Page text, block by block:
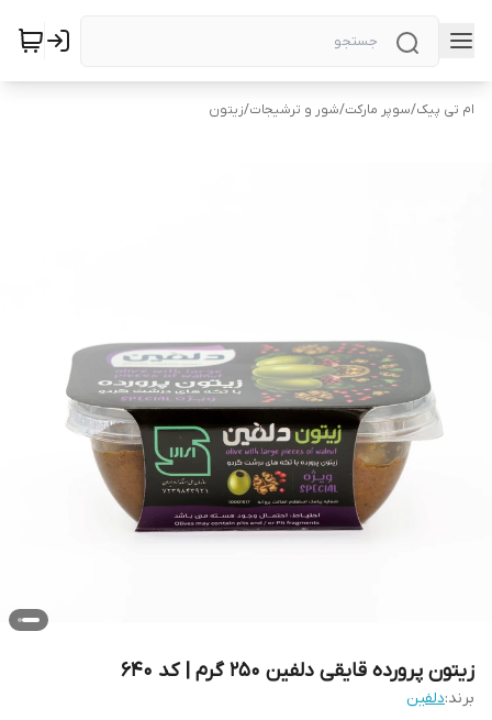
ام تی پیک/سوپر مارکت/شور و ترشیجات/زیتون
زیتون پرورده قایقی دلفین 250 گرم | کد 640
برند:دلفین